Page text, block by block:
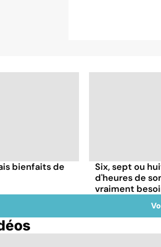
bienfaits de
Six, sept ou
d'heures de
vraiment